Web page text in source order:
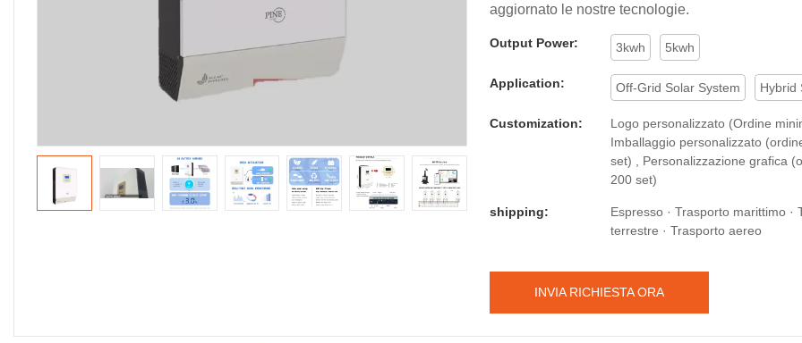
aggiornato le nostre tecnologie.
Output Power: 3kwh 5kwh
Application: Off-Grid Solar System Hybrid
Customization:
Logo personalizzato (Ordine
Imballaggio personalizzato
set) , Personalizzazione grafica
200 set)
shipping:
Espresso · Trasporto marittimo ·
terrestre · Trasporto aereo
INVIA RICHIESTA ORA